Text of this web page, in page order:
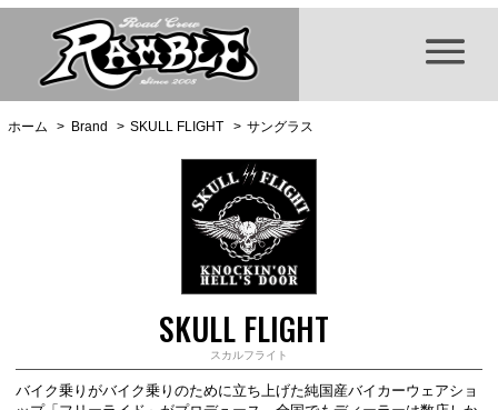
ホーム > Brand > SKULL FLIGHT > サングラス
SKULL FLIGHT
スカルフライト
バイク乗りがバイク乗りのために立ち上げた純国産バイカーウェアショ